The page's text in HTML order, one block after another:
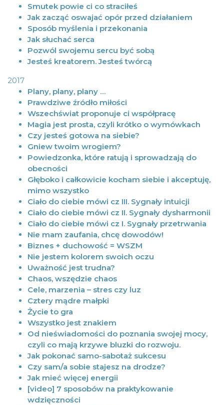
Smutek powie ci co straciłeś
Jak zacząć oswajać opór przed działaniem
Sposób myślenia i przekonania
Jak słuchać serca
Pozwól swojemu sercu być sobą
Jesteś kreatorem. Jesteś twórcą
2017
Plany, plany, plany …
Prawdziwe źródło miłości
Wszechświat proponuje ci współpracę
Magia jest prosta, czyli krótko o wymówkach
Czy jesteś gotowa na siebie?
Gniew twoim wrogiem?
Powiedzonka, które ratują i sprowadzają do
obecności
Głęboko i całkowicie kocham siebie i akceptuję,
mimo wszystko
Ciało do ciebie mówi cz III. Sygnały intuicji
Ciało do ciebie mówi cz II. Sygnały dysharmonii
Ciało do ciebie mówi cz I. Sygnały przetrwania
Nie mam zaufania, chcę dowodów!
Biznes + duchowość = WSZM
Nie jestem kolorem swoich oczu
Uważność jest trudna?
Chaos, wszędzie chaos
Cele, marzenia – stres czy luz
Cztery mądre małpki
Życie to gra
Wszystko jest znakiem
Od nieświadomości do poznania swojej mocy,
czyli co mają krzywe bluzki do rozwoju.
Jak pokonać samo-sabotaż sukcesu
Czy sam/a sobie stajesz na drodze?
Jak mieć więcej energii
[video] 7 sposobów na praktykowanie
wdzięczności